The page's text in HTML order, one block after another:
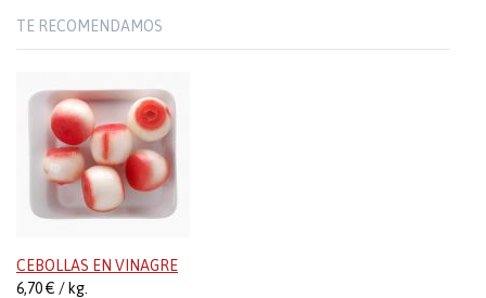
TE RECOMENDAMOS
CEBOLLAS EN VINAGRE
6,70 € / kg.